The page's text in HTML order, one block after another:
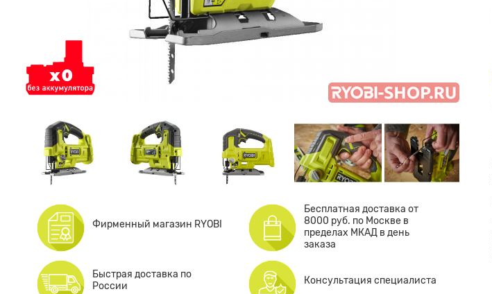
Фирменный магазин RYOBI
Бесплатная доставка от
8000 руб. по Москве в
пределах МКАД в день
заказа
Быстрая доставка по
России
Консультация специалиста